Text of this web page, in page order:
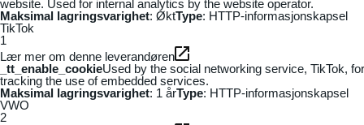
website. Used for internal analytics by the website operator.
Maksimal lagringsvarighet: ØktType: HTTP-informasjonskapsel
TikTok
1
Lær mer om denne leverandøren
_tt_enable_cookieUsed by the social networking service, TikTok, for
tracking the use of embedded services.
Maksimal lagringsvarighet: 1 årType: HTTP-informasjonskapsel
VWO
2